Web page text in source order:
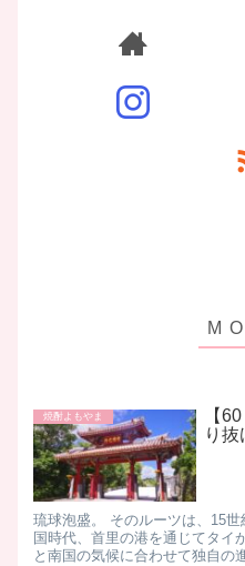
焼酎よもやま
【
り抜
琉球泡盛。 そのルーツは、15
国時代、首里の港を通じてタイ
と南国の気候に合わせて独自の